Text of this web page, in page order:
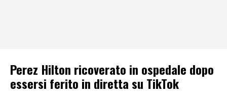
Perez Hilton ricoverato in ospedale dopo
essersi ferito in diretta su TikTok